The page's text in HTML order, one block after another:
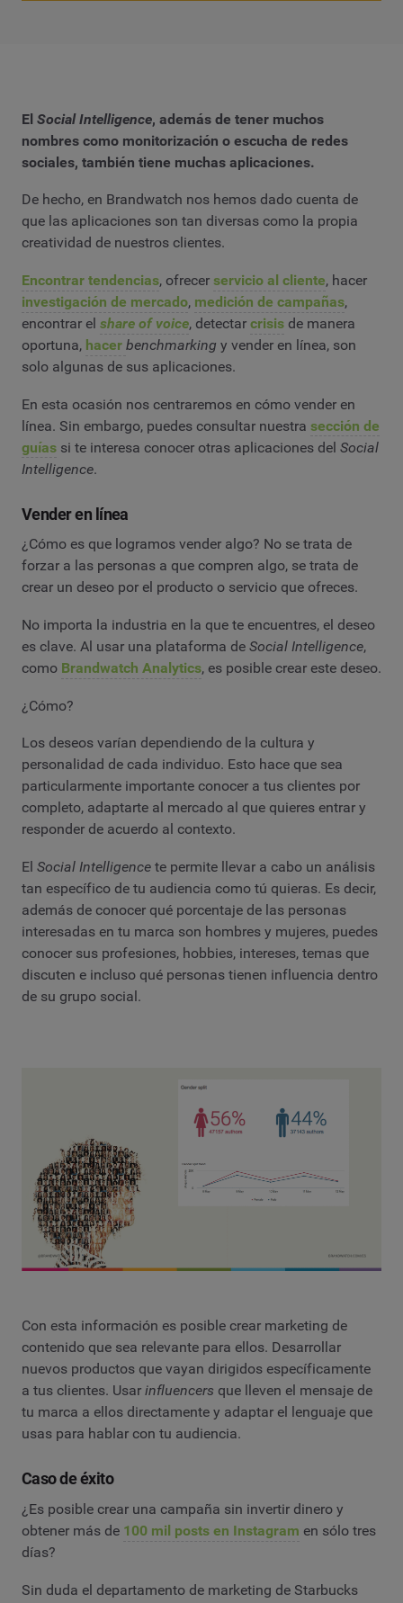
El Social Intelligence, además de tener muchos
nombres como monitorización o escucha de redes
sociales, también tiene muchas aplicaciones.
De hecho, en Brandwatch nos hemos dado cuenta de
que las aplicaciones son tan diversas como la propia
creatividad de nuestros clientes.
Encontrar tendencias, ofrecer servicio al cliente, hacer
investigación de mercado, medición de campañas,
encontrar el share of voice, detectar crisis de manera
oportuna, hacer benchmarking y vender en línea, son
solo algunas de sus aplicaciones.
En esta ocasión nos centraremos en cómo vender en
línea. Sin embargo, puedes consultar nuestra sección de
guías si te interesa conocer otras aplicaciones del Social
Intelligence.
Vender en línea
¿Cómo es que logramos vender algo? No se trata de
forzar a las personas a que compren algo, se trata de
crear un deseo por el producto o servicio que ofreces.
No importa la industria en la que te encuentres, el deseo
es clave. Al usar una plataforma de Social Intelligence,
como Brandwatch Analytics, es posible crear este deseo.
¿Cómo?
Los deseos varían dependiendo de la cultura y
personalidad de cada individuo. Esto hace que sea
particularmente importante conocer a tus clientes por
completo, adaptarte al mercado al que quieres entrar y
responder de acuerdo al contexto.
El Social Intelligence te permite llevar a cabo un análisis
tan específico de tu audiencia como tú quieras. Es decir,
además de conocer qué porcentaje de las personas
interesadas en tu marca son hombres y mujeres, puedes
conocer sus profesiones, hobbies, intereses, temas que
discuten e incluso qué personas tienen influencia dentro
de su grupo social.
Con esta información es posible crear marketing de
contenido que sea relevante para ellos. Desarrollar
nuevos productos que vayan dirigidos específicamente
a tus clientes. Usar influencers que lleven el mensaje de
tu marca a ellos directamente y adaptar el lenguaje que
usas para hablar con tu audiencia.
Caso de éxito
¿Es posible crear una campaña sin invertir dinero y
obtener más de 100 mil posts en Instagram en sólo tres
días?
Sin duda el departamento de marketing de Starbucks